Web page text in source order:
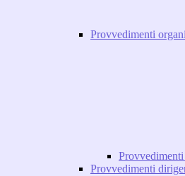
Provvedimenti
Provvedimenti